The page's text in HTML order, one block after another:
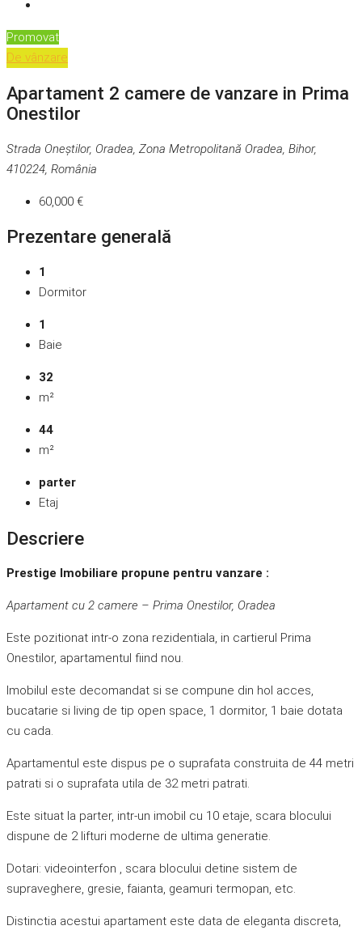
Promovat
De vânzare
Apartament 2 camere de vanzare in Prima
Onestilor
Strada Oneștilor, Oradea, Zona Metropolitană Oradea, Bihor,
410224, România
60,000 €
Prezentare generală
1
Dormitor
1
Baie
32
m²
44
m²
parter
Etaj
Descriere
Prestige Imobiliare propune pentru vanzare :
Apartament cu 2 camere – Prima Onestilor, Oradea
Este pozitionat intr-o zona rezidentiala, in cartierul Prima
Onestilor, apartamentul fiind nou.
Imobilul este decomandat si se compune din hol acces,
bucatarie si living de tip open space, 1 dormitor, 1 baie dotata
cu cada.
Apartamentul este dispus pe o suprafata construita de 44 metri
patrati si o suprafata utila de 32 metri patrati.
Este situat la parter, intr-un imobil cu 10 etaje, scara blocului
dispune de 2 lifturi moderne de ultima generatie.
Dotari: videointerfon , scara blocului detine sistem de
supraveghere, gresie, faianta, geamuri termopan, etc.
Distinctia acestui apartament este data de eleganta discreta,